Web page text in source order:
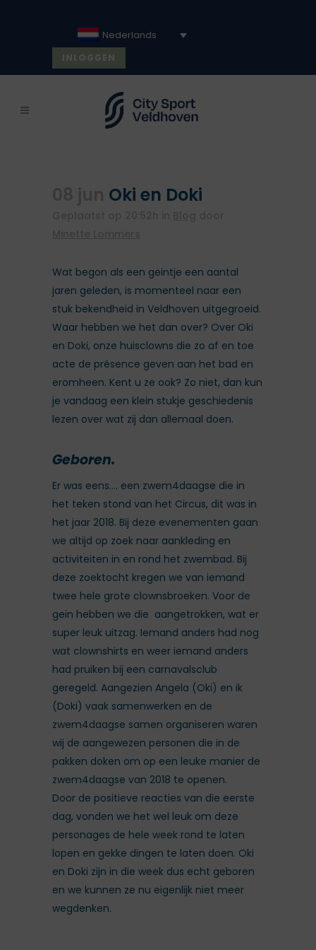
Nederlands
INLOGGEN
Oki en Doki
Wat begon als een geintje een aantal
jaren geleden, is momenteel naar een
stuk bekendheid in Veldhoven uitgegroeid.
Waar hebben we het dan over? Over Oki
en Doki, onze huisclowns die zo af en toe
acte de présence geven aan het bad en
eromheen. Kent u ze ook? Zo niet, dan kun
je vandaag een klein stukje geschiedenis
lezen over wat zij dan allemaal doen.
Geboren.
Er was eens…. een zwem4daagse die in
het teken stond van het Circus, dit was in
het jaar 2018. Bij deze evenementen gaan
we altijd op zoek naar aankleding en
activiteiten in en rond het zwembad. Bij
deze zoektocht kregen we van iemand
twee hele grote clownsbroeken. Voor de
gein hebben we die aangetrokken, wat er
super leuk uitzag. Iemand anders had nog
wat clownshirts en weer iemand anders
had pruiken bij een carnavalsclub
geregeld. Aangezien Angela (Oki) en ik
(Doki) vaak samenwerken en de
zwem4daagse samen organiseren waren
wij de aangewezen personen die in de
pakken doken om op een leuke manier de
zwem4daagse van 2018 te openen.
Door de positieve reacties van die eerste
dag, vonden we het wel leuk om deze
personages de hele week rond te laten
lopen en gekke dingen te laten doen. Oki
en Doki zijn in die week dus echt geboren
en we kunnen ze nu eigenlijk niet meer
wegdenken.